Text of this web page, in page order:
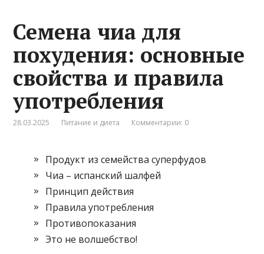
Семена чиа для
похудения: основные
свойства и правила
употребления
28.03.2025 Питание и диета Комментарии: 0
Продукт из семейства суперфудов
Чиа – испанский шалфей
Принцип действия
Правила употребления
Противопоказания
Это не волшебство!